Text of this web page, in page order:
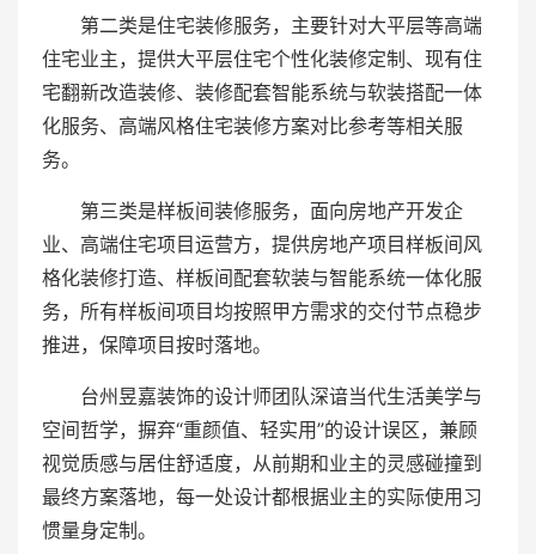
第二类是住宅装修服务，主要针对大平层等高端
住宅业主，提供大平层住宅个性化装修定制、现有住
宅翻新改造装修、装修配套智能系统与软装搭配一体
化服务、高端风格住宅装修方案对比参考等相关服
务。
第三类是样板间装修服务，面向房地产开发企
业、高端住宅项目运营方，提供房地产项目样板间风
格化装修打造、样板间配套软装与智能系统一体化服
务，所有样板间项目均按照甲方需求的交付节点稳步
推进，保障项目按时落地。
台州昱嘉装饰的设计师团队深谙当代生活美学与
空间哲学，摒弃“重颜值、轻实用”的设计误区，兼顾
视觉质感与居住舒适度，从前期和业主的灵感碰撞到
最终方案落地，每一处设计都根据业主的实际使用习
惯量身定制。